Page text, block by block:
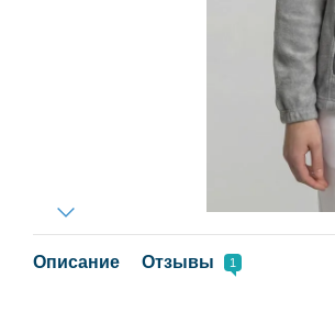
Описание Отзывы 1